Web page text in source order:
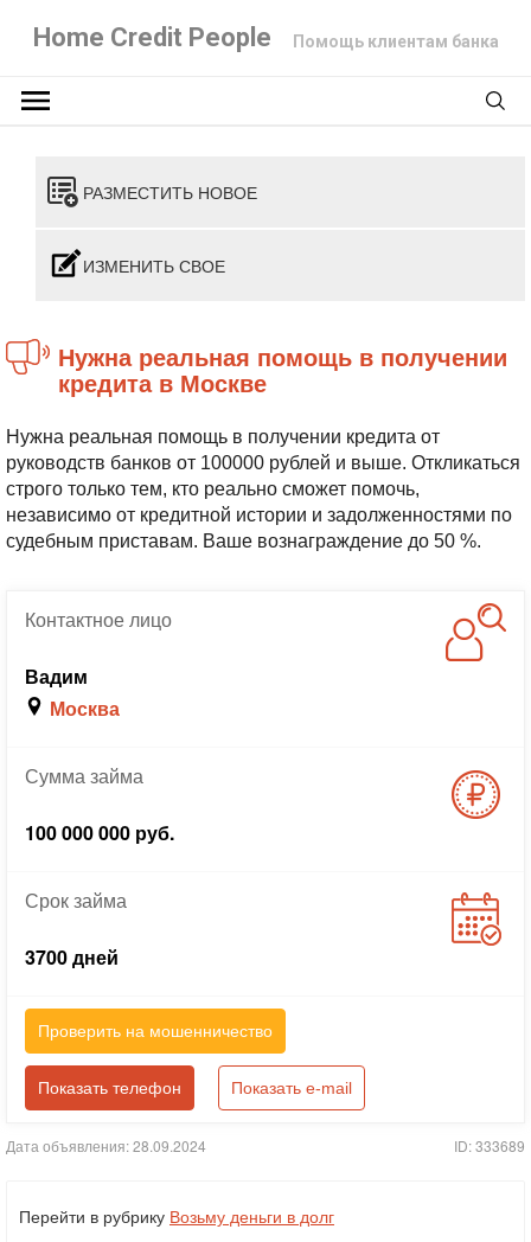
Home Credit People Помощь клиентам банка
РАЗМЕСТИТЬ НОВОЕ
ИЗМЕНИТЬ СВОЕ
Нужна реальная помощь в получении
кредита в Москве
Нужна реальная помощь в получении кредита от
руководств банков от 100000 рублей и выше. Откликаться
строго только тем, кто реально сможет помочь,
независимо от кредитной истории и задолженностями по
судебным приставам. Ваше вознаграждение до 50 %.
Контактноелицо
Вадим
Москва
Суммазайма
100 000 000 руб.
Срокзайма
3700 дней
Проверить на мошенничество
Показать телефон Показать e-mail
Дата объявления: 28.09.2024 ID: 333689
Перейти в рубрику Возьму деньги в долг